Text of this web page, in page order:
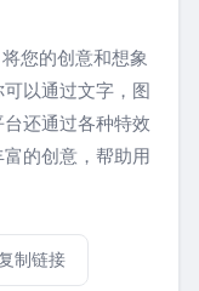
您的创意和想象
以通过文字，图
还通过各种特效
的创意，帮助用
制链接